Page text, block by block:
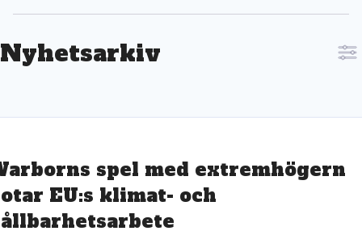
Nyhetsarkiv
spel med extremhögern
EU:s klimat- och